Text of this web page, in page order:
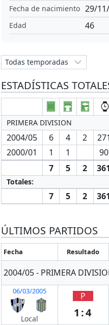
Fecha de nacimiento 29/
Edad 46
ESTADÍSTICAS
PRIMERA DIVISION
2004/05 6 4 2
2000/01
1 1
7
5 2
Totales:
7 5 2
ÚLTIMOS PARTIDOS
Fecha Resultado
2004/05 - PRIMERA
06/03/2005
Local
P
1:4